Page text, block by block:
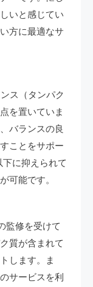
いと感じてい
方に最適なサ
ス（タンパク
を置いていま
バランスの良
ことをサポー
下に抑えられて
可能です。
監修を受けて
質が含まれて
します。ま
サービスを利